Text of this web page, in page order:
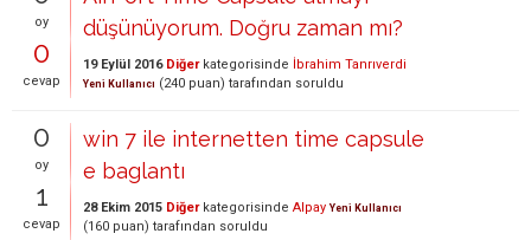
oy
0
cevap
düşünüyorum. Doğru zaman mı?
19 Eylül 2016 Diğerkategorisinde İbrahim Tanrıverdi
Yeni Kullanıcı (240 puan) tarafından soruldu
0
oy
1
cevap
win 7 ile internetten time capsule
e baglantı
28 Ekim 2015 Diğerkategorisinde Alpay Yeni Kullanıcı
(160 puan) tarafından soruldu